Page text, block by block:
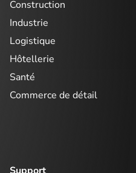
Construction
Industrie
Logistique
Hôtellerie
Santé
Commerce de détail